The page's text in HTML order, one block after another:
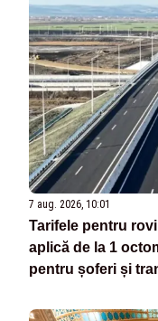
7 aug. 2026, 10:01
Tarifele pentru
aplică de la 1
pentru șoferi și